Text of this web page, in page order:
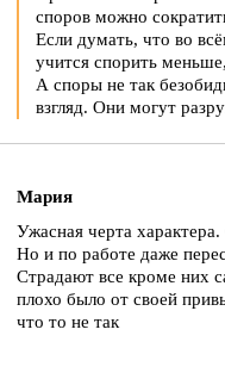
споров можно
Если думать, что во
учится спорить
А споры не так
взгляд. Они могут
Мария
Ужасная черта
Но и по работе даже
Страдают все кроме них
плохо было от своей
что то не так